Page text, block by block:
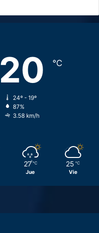
20 ℃
24º - 19º
87%
3.58 km/h
27 ℃
Jue
25 ℃
Vie